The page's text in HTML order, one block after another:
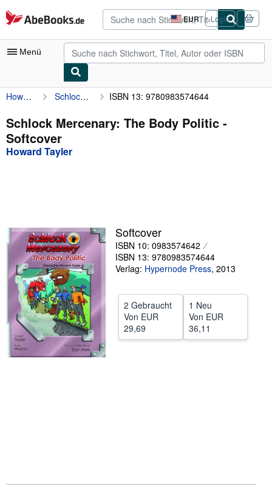
Zum Hauptinhalt
AbeBooks.de EUR
Seite
der
Einkaufseinstellungen.
Login
Menü
Nutzerkonto
Meine Bestellungen
Detailsuche
Sammlungen
Verkäufer
Verkäufer werden
Hilfe
Howard Tayler Schlock Mercenary: The Body Politic ISBN 13: 9780983574644
Schlock Mercenary: The Body Politic -
Softcover
Howard Tayler
Softcover
ISBN 10: 0983574642
ISBN 13: 9780983574644
Verlag: Hypernode Press, 2013
2 Gebraucht
Von EUR
29,69
1 Neu
Von EUR
36,11